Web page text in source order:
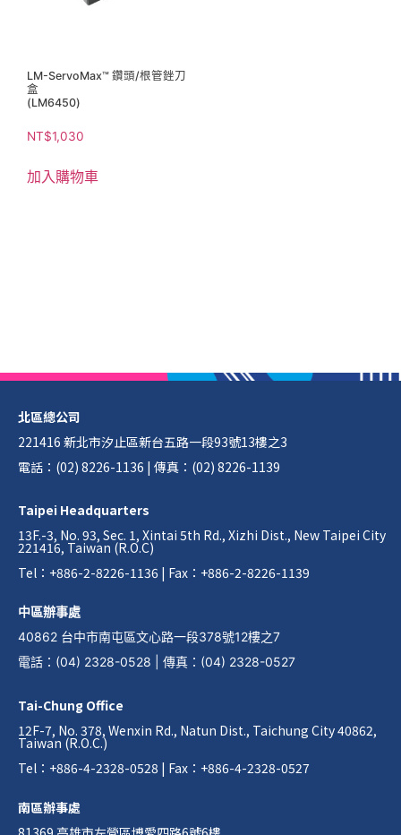
LM-ServoMax™ 鑽頭/根管銼刀
盒
(LM6450)
NT$1,030
加入購物車
北區總公司
221416 新北市汐止區新台五路一段93號13樓之3
電話：(02) 8226-1136 | 傳真：(02) 8226-1139
Taipei Headquarters
13F.-3, No. 93, Sec. 1, Xintai 5th Rd., Xizhi Dist., New Taipei City
221416, Taiwan (R.O.C)
Tel：+886-2-8226-1136 | Fax：+886-2-8226-1139
中區辦事處
40862 台中市南屯區文心路一段378號12樓之7
電話 ： (04) 2328-0528 傳真 ： (04) 2328-0527
Tai-Chung Office
12F-7, No. 378, Wenxin Rd., Natun Dist., Taichung City 40862,
Taiwan (R.O.C.)
Tel：+886-4-2328-0528 | Fax：+886-4-2328-0527
南區辦事處